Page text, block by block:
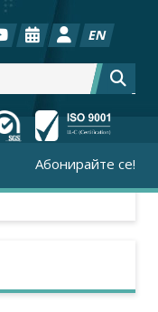
EN
Абонирайте се!